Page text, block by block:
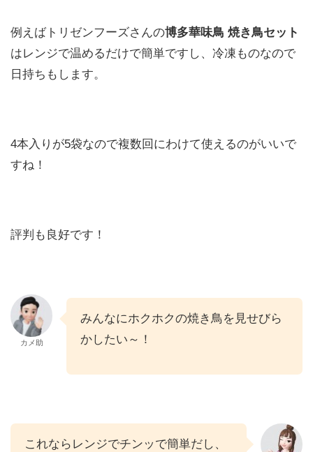
例えばトリゼンフーズさんの博多華味鳥 焼き鳥セット
はレンジで温めるだけで簡単ですし、冷凍ものなので
日持ちもします。
4本入りが5袋なので複数回にわけて使えるのがいいで
すね！
評判も良好です！
カメ助
みんなにホクホクの焼き鳥を見せびら
かしたい～！
これならレンジでチンッで簡単だし、